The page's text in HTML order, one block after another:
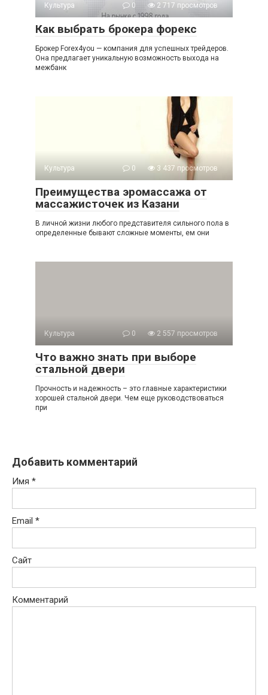
Культура 0 2 717 просмотров
Как выбрать брокера форекс
Брокер Forex4you — компания для успешных трейдеров.
Она предлагает уникальную возможность выхода на
межбанк
Культура 0 3 437 просмотров
Преимущества эромассажа от
массажисточек из Казани
В личной жизни любого представителя сильного пола в
определенные бывают сложные моменты, ем они
Культура 0 2 557 просмотров
Что важно знать при выборе
стальной двери
Прочность и надежность – это главные характеристики
хорошей стальной двери. Чем еще руководствоваться
при
Добавить комментарий
Имя *
Email *
Сайт
Комментарий